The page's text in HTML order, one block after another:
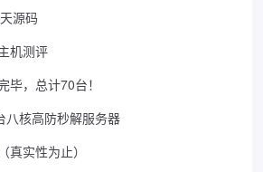
源码
机测评
毕，总计70台！
八核高防秒解服务器
真实性为止）